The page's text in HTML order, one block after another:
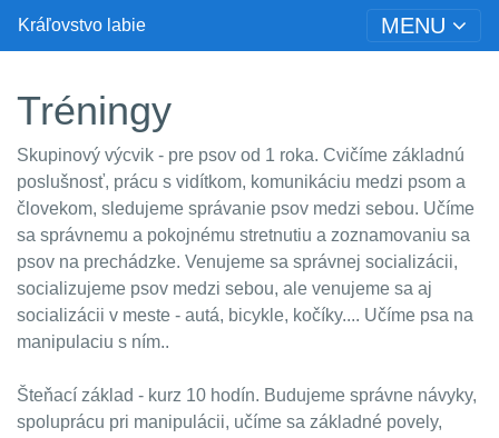
Kráľovstvo labie MENU
Tréningy
Skupinový výcvik - pre psov od 1 roka. Cvičíme základnú
poslušnosť, prácu s vidítkom, komunikáciu medzi psom a
človekom, sledujeme správanie psov medzi sebou. Učíme
sa správnemu a pokojnému stretnutiu a zoznamovaniu sa
psov na prechádzke. Venujeme sa správnej socializácii,
socializujeme psov medzi sebou, ale venujeme sa aj
socializácii v meste - autá, bicykle, kočíky.... Učíme psa na
manipulaciu s ním..
Šteňací základ - kurz 10 hodín. Budujeme správne návyky,
spoluprácu pri manipulácii, učíme sa základné povely,